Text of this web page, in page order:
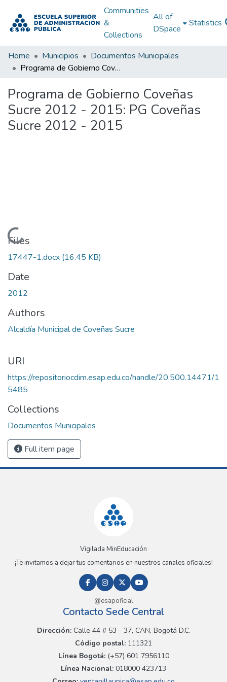
Communities
&
Collections
All of
DSpace
Statistics
Home Municipios
Documentos Municipales
Programa de Gobierno Coveñas Sucre 2012 - 2015: PG Coveñas Sucre 2012 - 2015
Programa de Gobierno Coveñas
Sucre 2012 - 2015: PG Coveñas
Sucre 2012 - 2015
Loading...
Files
17447-1.docx (16.45 KB)
Date
2012
Authors
Alcaldía Municipal de Coveñas Sucre
URI
https://repositoriocdim.esap.edu.co/handle/20.500.14471/1
5485
Collections
Documentos Municipales
Full item page
Vigilada MinEducación
¡Te invitamos a dejar tus comentarios en nuestros canales oficiales!
@esapoficial
Contacto Sede Central
Dirección:Calle 44 # 53 - 37, CAN, Bogotá D.C.
Código postal: 111321
Línea Bogotá:(+57) 601 7956110
Línea Nacional: 018000 423713